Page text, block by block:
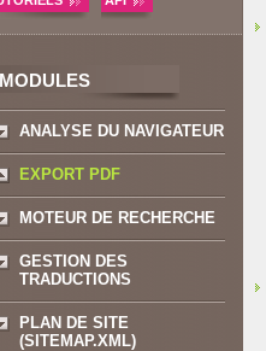
MODULES
ANALYSE DU NAVIGATEUR
EXPORT PDF
MOTEUR DE RECHERCHE
GESTION DES
TRADUCTIONS
PLAN DE SITE
(SITEMAP.XML)